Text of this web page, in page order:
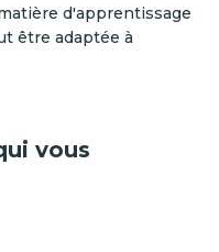
d'apprentissage
être adaptée à
vous